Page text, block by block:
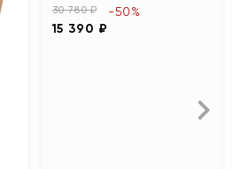
30 780 ₽
15 390 ₽
-50%